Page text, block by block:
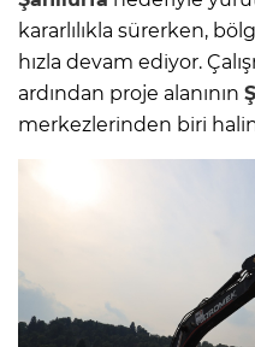
kararlılıkla sürerken,
hızla devam ediyor.
ardından proje alanının
merkezlerinden biri